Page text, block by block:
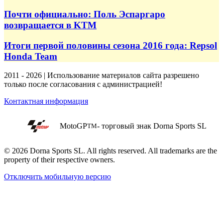
Почти официально: Поль Эспаргаро
возвращается в KTM
Итоги первой половины сезона 2016 года: Repsol
Honda Team
2011 - 2026 | Использование материалов сайта разрешено
только после согласования с администрацией!
Контактная информация
MotoGPTM- торговый знак Dorna Sports SL
© 2026 Dorna Sports SL. All rights reserved. All trademarks are the
property of their respective owners.
Отключить мобильную версию